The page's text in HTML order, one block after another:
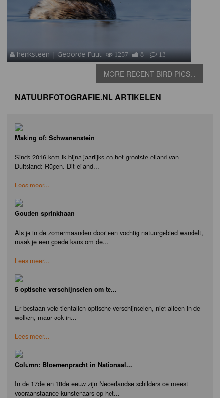
henksteen | Geoorde Fuut 1257 8 13
MORE RECENT BIRD PICS...
NATUURFOTOGRAFIE.NL ARTIKELEN
Making of: Schwanenstein
Sinds 2016 kom ik bijna jaarlijks op het grootste eiland van
Duitsland: Rügen. Dit eiland...
Lees meer...
Gouden sprinkhaan
Als je in de zomermaanden door een vochtig natuurgebied wandelt,
maak je een goede kans om de...
Lees meer...
5 optische verschijnselen om te...
Er bestaan vele tientallen optische verschijnselen, niet alleen in de
wolken, maar ook in...
Lees meer...
Column: Bloemenpracht in Nationaal...
In de 17de en 18de eeuw zijn Nederlandse schilders de meest
vooraanstaande kunstenaars op het...